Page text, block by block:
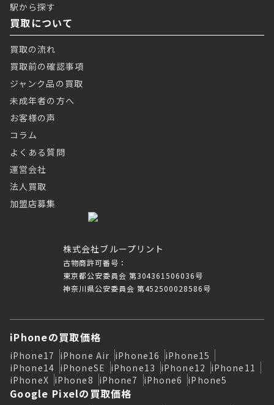
株式会社ブループリント
古物商許可番号：
東京都公安委員会 第304361506036号
神奈川県公安委員会 第452500028586号
駅から探す
買取について
買取の流れ
買取前の確認事項
ジャンク品の買取
未成年者の方へ
お客様の声
コラム
よくある質問
運営会社
法人買取
加盟店募集
iPhoneの買取価格
iPhone17 iPhone Air iPhone16 iPhone15
iPhone14 iPhoneSE iPhone13 iPhone12 iPhone11
iPhoneX iPhone8 iPhone7 iPhone6 iPhone5
Google Pixelの買取価格